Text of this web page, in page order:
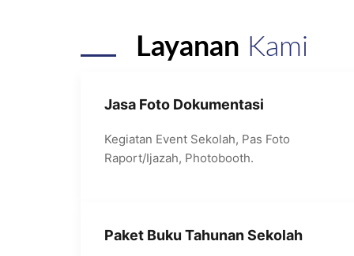
Layanan Kami
Jasa Foto Dokumentasi
Kegiatan Event Sekolah, Pas Foto
Raport/Ijazah, Photobooth.
Paket Buku Tahunan Sekolah